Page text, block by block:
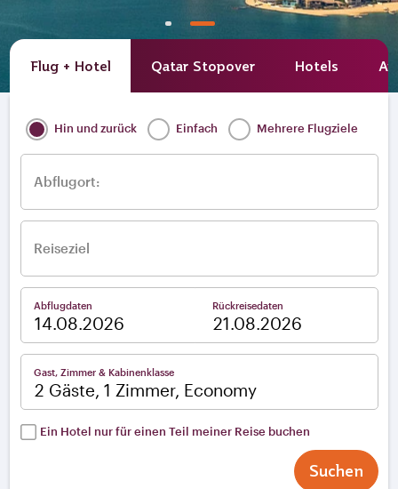
Flug + Hotel Qatar Stopover Hotels
Hin und zurück Einfach Mehrere Flugziele
Abflugort:
Reiseziel
Abflugdaten Rückreisedaten
Gast, Zimmer & Kabinenklasse
2 Gäste, 1 Zimmer, Economy
Ein Hotel nur für einen Teil meiner Reise buchen
Suchen